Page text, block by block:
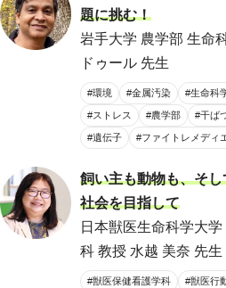
題に挑む！
岩手大学 農学部 生命
ドゥール 先生
#環境 #金属汚染 #生命科
#ストレス #農学部 #干ば
#遺伝子 #ファイトレメディ
飼い主も動物も、そ
社会を目指して
日本獣医生命科学大
科 教授 水越 美奈 先生
#獣医保健看護学科 #獣医行